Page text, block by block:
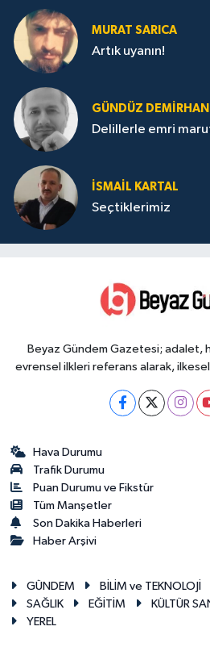
MURAT SARICA
Artık uyanın!
GÜNDÜZ DEMIRHAN
Delillerle emri
İSMAIL KARTAL
Seçtiklerimiz
Beyaz Gündem Gazetesi; adalet,
evrensel ilkleri referans alarak,
Hava Durumu
Trafik Durumu
Puan Durumu ve Fikstür
Tüm Manşetler
Son Dakika Haberleri
Haber Arşivi
GÜNDEM BİLİM ve TEKNOLOJİ
SAĞLIK
EĞİTİM KÜLTÜR
YEREL